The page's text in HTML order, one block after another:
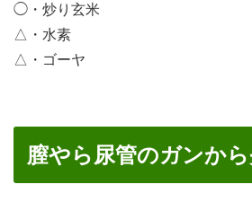
◯・炒り玄米
△・水素
△・ゴーヤ
膣やら尿管のガンか